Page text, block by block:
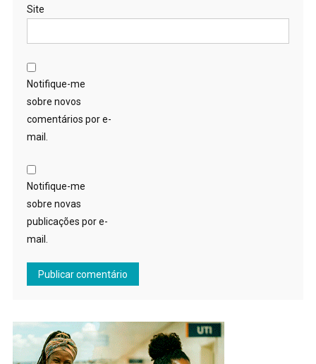
Site
Notifique-me
sobre novos
comentários por e-
mail.
Notifique-me
sobre novas
publicações por e-
mail.